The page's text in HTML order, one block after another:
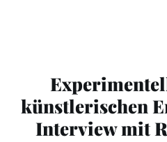
künstlerischen
Interview mit